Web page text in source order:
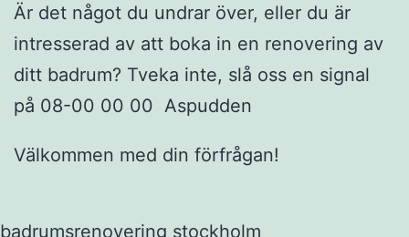
Är det något du undrar över, eller du är
intresserad av att boka in en renovering av
ditt badrum? Tveka inte, slå oss en signal
på 08-00 00 00 Aspudden
Välkommen med din förfrågan!
badrumsrenovering stockholm